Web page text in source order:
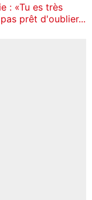
: «Tu es très
prêt d'oublier...